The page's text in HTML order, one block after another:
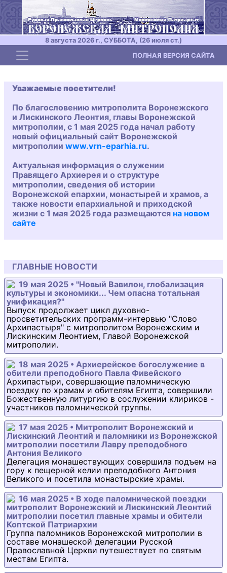
8 августа 2026 г., СУББОТА, (26 июля ст.)
Toggle navigation ПОЛНАЯ ВЕРСИЯ САЙТА
Уважаемые посетители!
По благословению митрополита Воронежского
и Лискинского Леонтия, главы Воронежской
митрополии, с 1 мая 2025 года начал работу
новый официальный сайт Воронежской
митрополии www.vrn-eparhia.ru.
Актуальная информация о служении
Правящего Архиерея и о структуре
митрополии, сведения об истории
Воронежской епархии, монастырей и храмов, а
также новости епархиальной и приходской
жизни с 1 мая 2025 года размещаются на новом
сайте
ГЛАВНЫЕ НОВОСТИ
19 мая 2025 • "Новый Вавилон, глобализация
культуры и экономики... Чем опасна тотальная
унификация?"
Выпуск продолжает цикл духовно-
просветительских программ-интервью "Слово
Архипастыря" с митрополитом Воронежским и
Лискинским Леонтием, Главой Воронежской
митрополии.
18 мая 2025 • Архиерейское богослужение в
обители преподобного Павла Фивейского
Архипастыри, совершающие паломническую
поездку по храмам и обителям Египта, совершили
Божественную литургию в сослужении клириков -
участников паломнической группы.
17 мая 2025 • Митрополит Воронежский и
Лискинский Леонтий и паломники из Воронежской
митрополии посетили Лавру преподобного
Антония Великого
Делегация монашествующих совершила подъем на
гору к пещерной келии преподобного Антония
Великого и посетила монастырские храмы.
16 мая 2025 • В ходе паломнической поездки
митрополит Воронежский и Лискинский Леонтий
митрополии посетил главные храмы и обители
Коптской Патриархии
Группа паломников Воронежской митрополии в
составе монашеской делегации Русской
Православной Церкви путешествует по святым
местам Египта.